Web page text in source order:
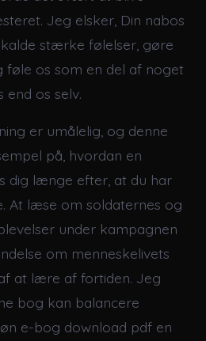
Jeg elsker, Din nabos
stærke følelser, gøre
os som en del af noget
os selv.
er umålelig, og denne
på, hvordan en
dig længe efter, at du har
At læse om soldaternes og
under kampagnen
om menneskelivets
at lære af fortiden. Jeg
bog kan balancere
e-bog download pdf en